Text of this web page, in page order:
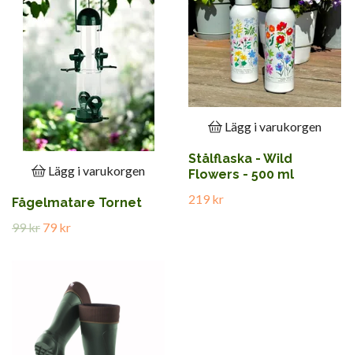
Lägg i varukorgen
Fågelmatare Tornet
99 kr 79 kr
Lägg i varukorgen
Stålflaska - Wild
Flowers - 500 ml
219 kr